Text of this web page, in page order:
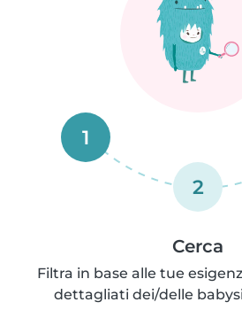
1
2
Cerca
Filtra in base alle tue
dettagliati dei/delle